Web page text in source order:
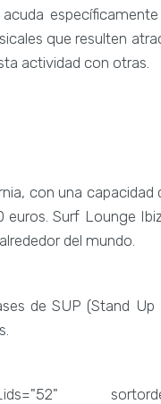
que resulten
actividad con otras.
con una
Surf Lounge
del mundo.
de SUP (Stand